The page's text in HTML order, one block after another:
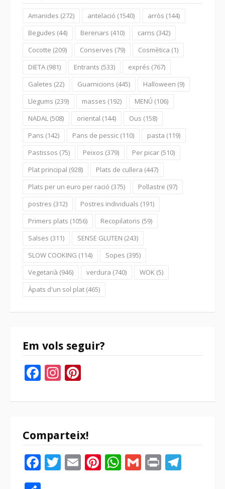
Amanides (272) antelació (1540) arròs (144)
Begudes (44) Berenars (410) carns (342)
Cocotte (209) Conserves (79) Cosmètica (1)
DIETA (981) Entrants (533) exprés (767)
Galetes (22) Guarnicions (445) Halloween (9)
Llegums (239) masses (192) MENÚ (106)
NADAL (508) oriental (144) Ous (158)
Pans (142) Pans de pessic (110) pasta (119)
Pastissos (75) Peixos (379) Per picar (510)
Plat principal (928) Plats de cullera (447)
Plats per un euro per ració (375) Pollastre (97)
postres (312) Postres individuals (191)
Primers plats (1056) Recopilatoris (59)
Salses (311) SENSE GLUTEN (243)
SLOW COOKING (114) Sopes (395)
Vegetarià (946) verdura (740) WOK (5)
Àpats d'un sol plat (465)
Em vols seguir?
Facebook
Instagram
Comparteix!
Facebook
Twitter
EmailPinterest
WhatsApp
Gmail
Print